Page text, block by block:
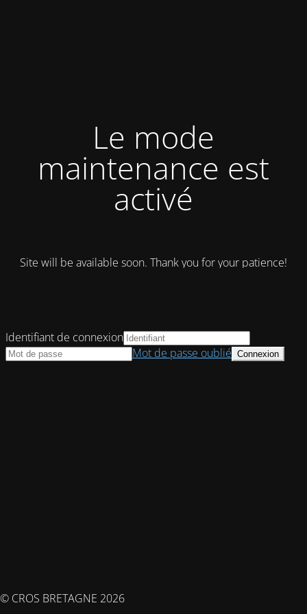
Le mode
maintenance est
activé
Site will be available soon. Thank you for your patience!
© CROS BRETAGNE 2026
Identifiant de connexion
Mot de passe oublié